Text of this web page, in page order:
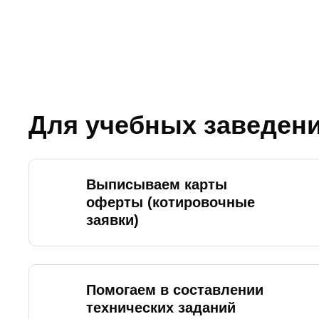
Для учебных
Выписываем карты
оферты (котировочные
заявки)
Помогаем в составлении
технических заданий